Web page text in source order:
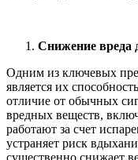
Снижение вреда
Одним из ключевых
является их
отличие от обычных
вредных веществ,
работают за счет
устраняет риск
существенно снижает